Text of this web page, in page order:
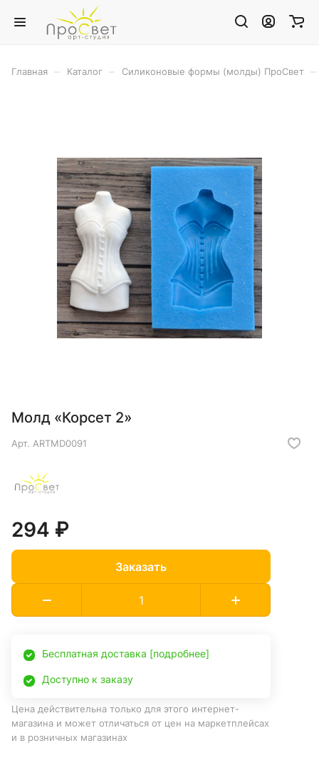
Главная Каталог Силиконовые формы (молды) ПроСвет
Молд «Корсет 2»
Арт. ARTMD0091
294 ₽
Заказать
Бесплатная доставка [подробнее]
Доступно к заказу
Цена действительна только для этого интернет-
магазина и может отличаться от цен на маркетплейсах
и в розничных магазинах